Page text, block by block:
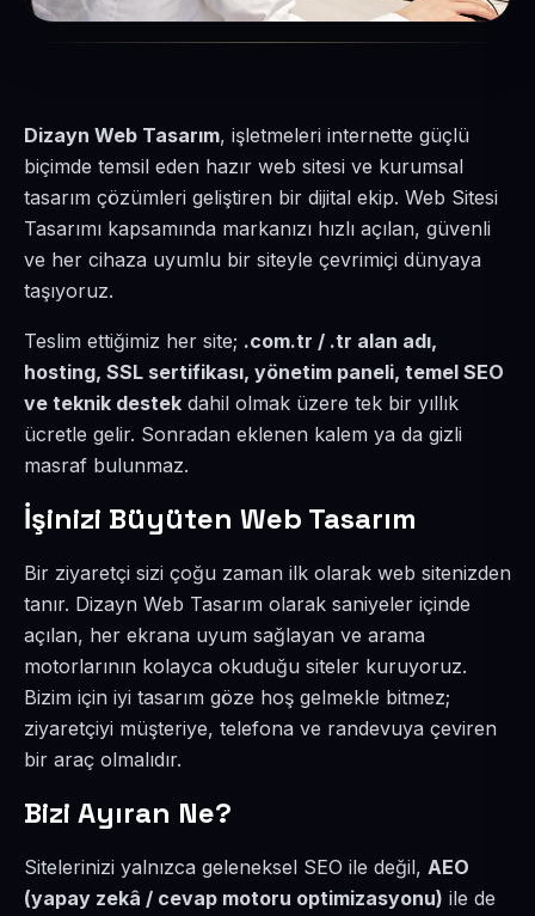
Dizayn Web Tasarım, işletmeleri internette güçlü
biçimde temsil eden hazır web sitesi ve kurumsal
tasarım çözümleri geliştiren bir dijital ekip. Web Sitesi
Tasarımı kapsamında markanızı hızlı açılan, güvenli
ve her cihaza uyumlu bir siteyle çevrimiçi dünyaya
taşıyoruz.
Teslim ettiğimiz her site; .com.tr / .tr alan adı,
hosting, SSL sertifikası, yönetim paneli, temel SEO
ve teknik destek dahil olmak üzere tek bir yıllık
ücretle gelir. Sonradan eklenen kalem ya da gizli
masraf bulunmaz.
İşinizi Büyüten Web Tasarım
Bir ziyaretçi sizi çoğu zaman ilk olarak web sitenizden
tanır. Dizayn Web Tasarım olarak saniyeler içinde
açılan, her ekrana uyum sağlayan ve arama
motorlarının kolayca okuduğu siteler kuruyoruz.
Bizim için iyi tasarım göze hoş gelmekle bitmez;
ziyaretçiyi müşteriye, telefona ve randevuya çeviren
bir araç olmalıdır.
Bizi Ayıran Ne?
Sitelerinizi yalnızca geleneksel SEO ile değil, AEO
(yapay zekâ / cevap motoru optimizasyonu) ile de